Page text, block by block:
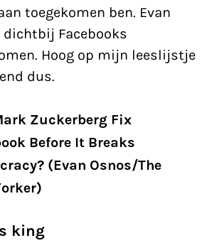
toegekomen ben. Evan
Facebooks
Hoog op mijn leeslijstje
dus.
Zuckerberg Fix
Before It Breaks
(Evan Osnos/The
king